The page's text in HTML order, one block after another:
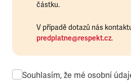
částku.
V případě dotazů nás
predplatne@respekt.cz.
Souhlasím, že mé osobní